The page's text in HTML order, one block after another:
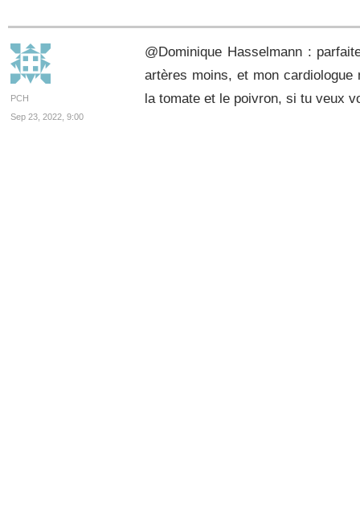
PCH
Sep 23, 2022, 9:00
@Dominique Hasselmann :
artères moins, et mon cardiologue
la tomate et le poivron, si tu veux